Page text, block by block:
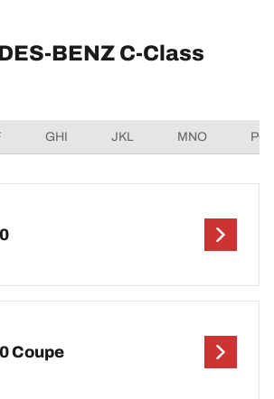
BENZ C-Class
GHI JKL MNO
Coupe